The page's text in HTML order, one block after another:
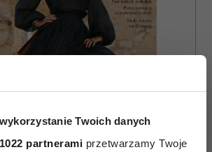
Twoich danych
partnerami przetwarzamy Twoje